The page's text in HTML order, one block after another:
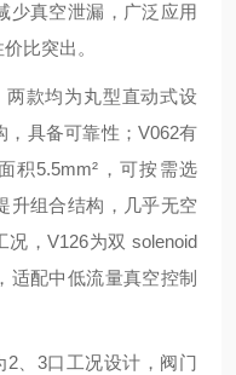
少真空泄漏，广泛应用
比突出。
两款均为丸型直动式设
，具备可靠性；V062有
积5.5mm²，可按需选
升组合结构，几乎无空
，V126为双 solenoid
适配中低流量真空控制
2、3口工况设计，阀门